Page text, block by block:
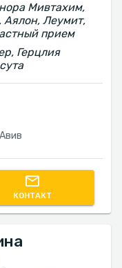
Мивтахим,
Аялон, Леумит,
прием
Герцлия
КОНТАКТ